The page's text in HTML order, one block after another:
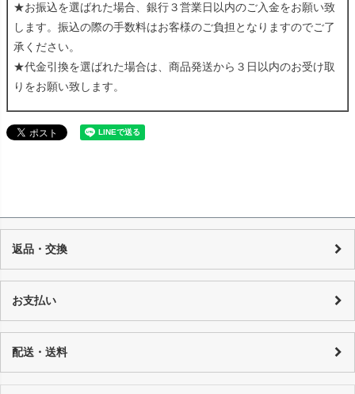
★お振込を選ばれた場合、銀行３営業日以内のご入金をお願い致
します。振込の際の手数料はお客様のご負担となりますのでご了
承ください。
★代金引換を選ばれた場合は、商品発送から３日以内のお受け取
りをお願い致します。
返品・交換
当店の商品は店頭でも販売しており、また基本的に1点物のUSED品とな
り随時在庫の調整を行っておりますが、反映までの時間に若干の誤差が
ございませんが、何卒ご了承下さいます様お願い申し上げます。 商品の
っております。
お支払い
カード決済：一括払い・分割払い・リボ払い
代金引換：代引手数料はご購入金額によってことなります。
します。
配送・送料
特にご指定がない場合は以下の対応となります。